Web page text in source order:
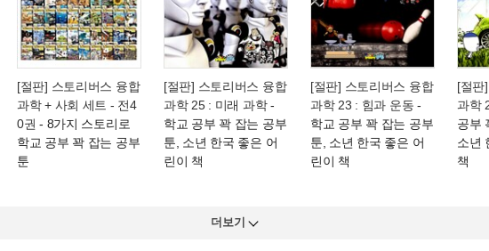
[절판] 스토리버스 융합
과학 + 사회 세트 - 전4
0권 - 8가지 스토리로
학교 공부 꽉 잡는 공부
툰
[절판] 스토리버스 융합
과학 25 : 미래 과학-
학교 공부 꽉 잡는 공부
툰, 소년 한국 좋은 어
린이 책
[절판] 스토리버스 융합
과학 23 : 힘과 운동 -
학교 공부 꽉 잡는 공부
툰, 소년 한국 좋은 어
린이 책
[절판
과학
공부
소년
책
더보기